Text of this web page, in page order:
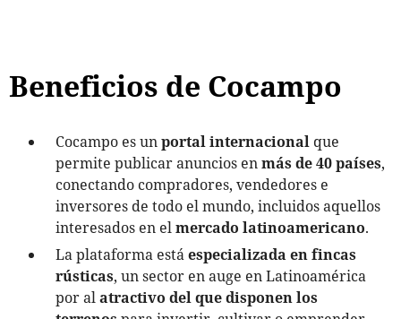
Beneficios de Cocampo
Cocampo es unportal internacional que
permite publicar anuncios enmás de 40 países,
conectando compradores, vendedores e
inversores de todo el mundo, incluidos aquellos
interesados en elmercado latinoamericano.
La plataforma estáespecializada en fincas
rústicas, un sector en auge en Latinoamérica
por alatractivo del que disponen los